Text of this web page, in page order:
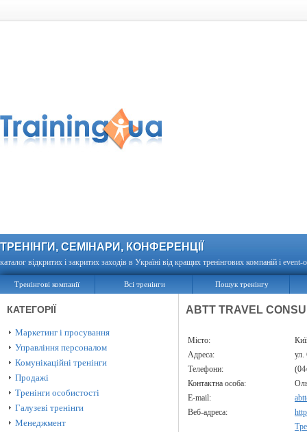
ТРЕНІНГИ, СЕМІНАРИ, КОНФЕРЕНЦІЇ
каталог відкритих і закритих заходів в Україні від кращих тренінгових компаній і event-
Тренінгові компанії Всі тренінги Пошук тренінгу
КАТЕГОРІЇ
Маркетинг і просування
Управління персоналом
Комунікаційні тренінги
Продажі
Тренінги особистості
Галузеві тренінги
Менеджмент
ABTT TRAVEL
Місто:
Адреса:
ул.
Телефони:
Контактна особа:
E-mail:
Веб-адреса: